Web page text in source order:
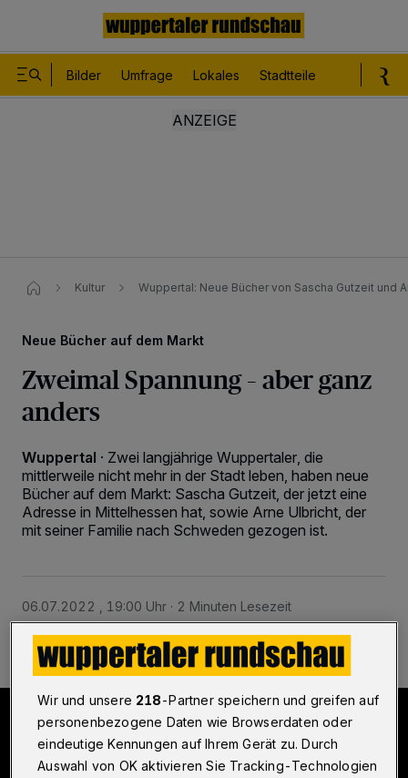
Bilder Umfrage Lokales Stadtteile
Kultur Wuppertal: Neue Bücher von Sascha Gutzeit und
Neue Bücher auf dem Markt
Zweimal Spannung – aber ganz
anders
Wuppertal · Zwei langjährige Wuppertaler, die
mittlerweile nicht mehr in der Stadt leben, haben neue
Bücher auf dem Markt: Sascha Gutzeit, der jetzt eine
Adresse in Mittelhessen hat, sowie Arne Ulbricht, der
mit seiner Familie nach Schweden gezogen ist.
06.07.2022 , 19:00 Uhr 2 Minuten Lesezeit
Wir und unsere 218-Partner speichern und greifen auf
personenbezogene Daten wie Browserdaten oder
eindeutige Kennungen auf Ihrem Gerät zu. Durch
Auswahl von OK aktivieren Sie Tracking-Technologien